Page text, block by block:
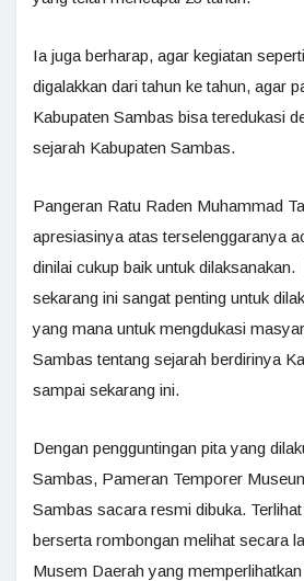
Ia juga berharap, agar kegiatan
digalakkan dari tahun ke tahun, agar
Kabupaten Sambas bisa teredukasi
sejarah Kabupaten Sambas.
Pangeran Ratu Raden Muhammad
apresiasinya atas terselenggaranya
dinilai cukup baik untuk
sekarang ini sangat penting untuk
yang mana untuk mengdukasi
Sambas tentang sejarah berdirinya
sampai sekarang ini.
Dengan pengguntingan pita yang
Sambas, Pameran Temporer
Sambas sacara resmi dibuka.
berserta rombongan melihat secara
Musem Daerah yang